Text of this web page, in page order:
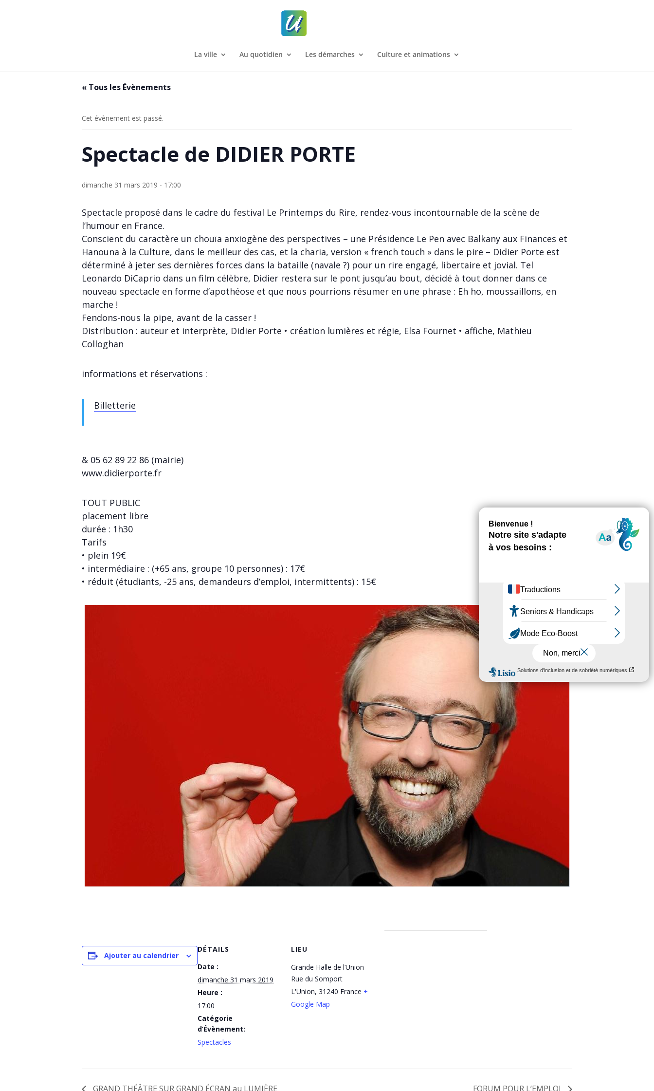
La ville Au quotidien Les démarches Culture et animations
« Tous les Évènements
Cet évènement est passé.
Spectacle de DIDIER PORTE
dimanche 31 mars 2019 - 17:00
Spectacle proposé dans le cadre du festival Le Printemps du Rire, rendez-vous incontournable de la scène de
l’humour en France.
Conscient du caractère un chouïa anxiogène des perspectives – une Présidence Le Pen avec Balkany aux Finances et
Hanouna à la Culture, dans le meilleur des cas, et la charia, version « french touch » dans le pire – Didier Porte est
déterminé à jeter ses dernières forces dans la bataille (navale ?) pour un rire engagé, libertaire et jovial. Tel
Leonardo DiCaprio dans un film célèbre, Didier restera sur le pont jusqu’au bout, décidé à tout donner dans ce
nouveau spectacle en forme d’apothéose et que nous pourrions résumer en une phrase : Eh ho, moussaillons, en
marche !
Fendons-nous la pipe, avant de la casser !
Distribution : auteur et interprète, Didier Porte • création lumières et régie, Elsa Fournet • affiche, Mathieu
Colloghan
informations et réservations :
Billetterie
& 05 62 89 22 86 (mairie)
www.didierporte.fr
TOUT PUBLIC
placement libre
durée : 1h30
Tarifs
• plein 19€
• intermédiaire : (+65 ans, groupe 10 personnes) : 17€
• réduit (étudiants, -25 ans, demandeurs d’emploi, intermittents) : 15€
Ajouter au calendrier
DÉTAILS
Date :
dimanche 31 mars 2019
Heure :
17:00
Catégorie
d’Évènement:
Spectacles
LIEU
Grande Halle de l’Union
Rue du Somport
L'Union, 31240 France +
Google Map
GRAND THÉÂTRE SUR GRAND ÉCRAN au LUMIÈRE FORUM POUR L’EMPLOI